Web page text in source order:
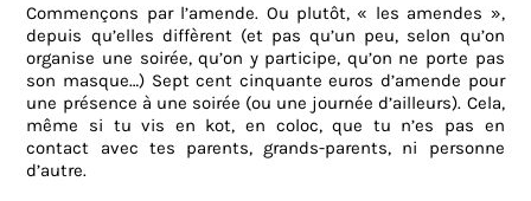
Commençons par l’amende. Ou plutôt, « les amendes »,
depuis qu’elles diffèrent (et pas qu’un peu, selon qu’on
organise une soirée, qu’on y participe, qu’on ne porte pas
son masque…) Sept cent cinquante euros d’amende pour
une présence à une soirée (ou une journée d’ailleurs). Cela,
même si tu vis en kot, en coloc, que tu n’es pas en
contact avec tes parents, grands-parents, ni personne
d’autre.